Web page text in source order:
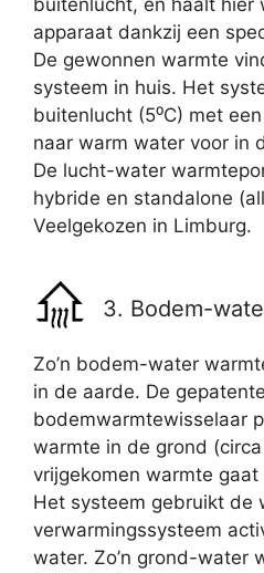
buitenlucht, en haalt hier
apparaat dankzij een
De gewonnen warmte
systeem in huis. Het
buitenlucht (5⁰C) met
naar warm water voor in
De lucht-water
hybride en standalone
Veelgekozen in Limburg.
3. Bodem-
Zo’n bodem-water
in de aarde. De
bodemwarmtewisselaar
warmte in de grond (circa
vrijgekomen warmte
Het systeem gebruikt de
verwarmingssysteem
water. Zo’n grond-water